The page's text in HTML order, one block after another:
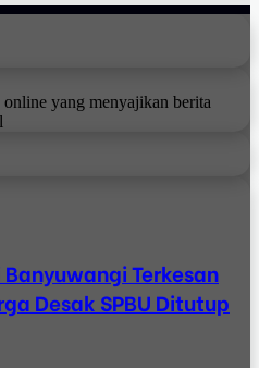
yang menyajikan berita
Banyuwangi Terkesan
Desak SPBU Ditutup